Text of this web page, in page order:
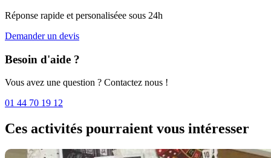
Réponse rapide et personaliséee sous 24h
Demander un devis
Besoin d'aide ?
Vous avez une question ? Contactez nous !
01 44 70 19 12
Ces activités pourraient vous intéresser